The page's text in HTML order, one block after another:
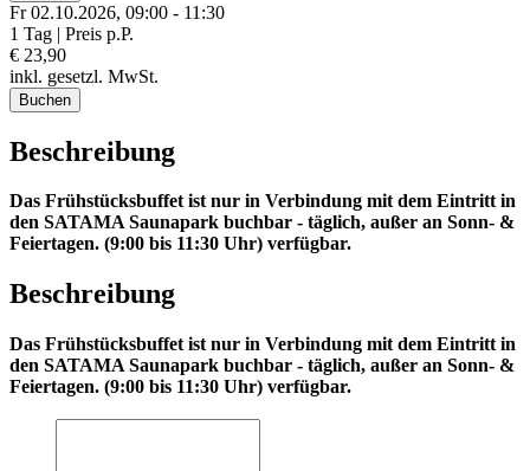
Fr 02.10.2026, 09:00 - 11:30
1 Tag | Preis p.P.
€ 23,90
inkl. gesetzl. MwSt.
Buchen
Beschreibung
Das Frühstücksbuffet ist nur in Verbindung mit dem Eintritt in
den SATAMA Saunapark buchbar - täglich, außer an Sonn- &
Feiertagen. (9:00 bis 11:30 Uhr) verfügbar.
Beschreibung
Das Frühstücksbuffet ist nur in Verbindung mit dem Eintritt in
den SATAMA Saunapark buchbar - täglich, außer an Sonn- &
Feiertagen. (9:00 bis 11:30 Uhr) verfügbar.